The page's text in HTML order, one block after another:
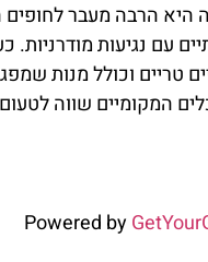
היא הרבה מעבר לחופים
עם נגיעות
טריים וכולל מנות
המקומיים שווה
Powered by